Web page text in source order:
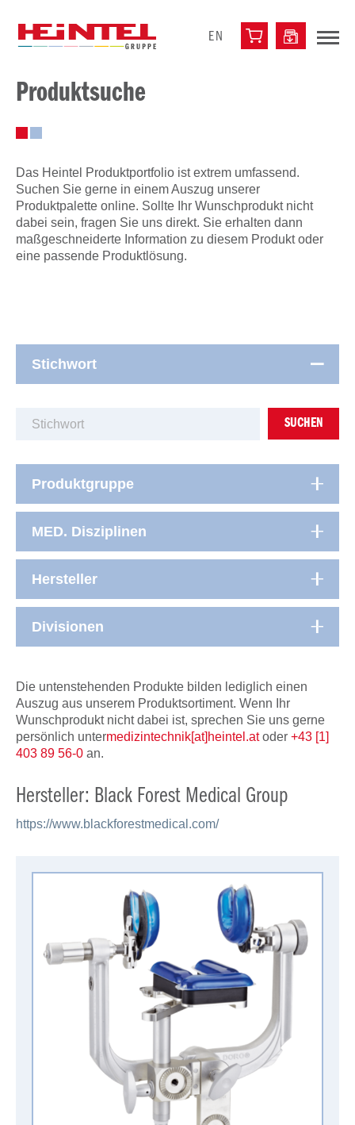
EN
Produktsuche
Das Heintel Produktportfolio ist extrem umfassend.
Suchen Sie gerne in einem Auszug unserer
Produktpalette online. Sollte Ihr Wunschprodukt nicht
dabei sein, fragen Sie uns direkt. Sie erhalten dann
maßgeschneiderte Information zu diesem Produkt oder
eine passende Produktlösung.
Stichwort
SUCHEN
Produktgruppe
MED. Disziplinen
Hersteller
Divisionen
Die untenstehenden Produkte bilden lediglich einen
Auszug aus unserem Produktsortiment. Wenn Ihr
Wunschprodukt nicht dabei ist, sprechen Sie uns gerne
persönlich untermedizintechnik[at]heintel.atoder +43 [1]
403 89 56-0 an.
Hersteller: Black Forest Medical Group
https://www.blackforestmedical.com/